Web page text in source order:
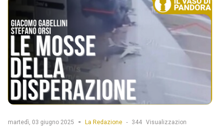
martedì, 03 giugno 2025 - La Redazione - 344 Visualizzazion